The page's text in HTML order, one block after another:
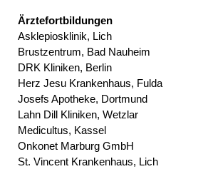
Ärztefortbildungen
Asklepiosklinik, Lich
Brustzentrum, Bad Nauheim
DRK Kliniken, Berlin
Herz Jesu Krankenhaus, Fulda
Josefs Apotheke, Dortmund
Lahn Dill Kliniken, Wetzlar
Medicultus, Kassel
Onkonet Marburg GmbH
St. Vincent Krankenhaus, Lich